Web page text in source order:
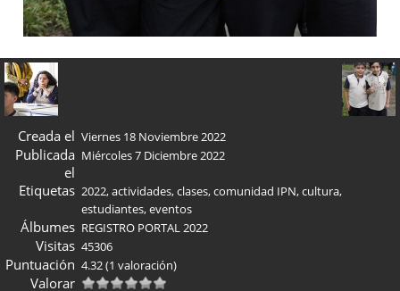
Creada el Viernes 18 Noviembre 2022
Publicada
el
Miércoles 7 Diciembre 2022
Etiquetas 2022,actividades,clases,comunidad IPN,cultura,
estudiantes,eventos
Álbumes REGISTRO PORTAL 2022
Visitas 45306
Puntuación 4.32(1 valoración)
Valorar